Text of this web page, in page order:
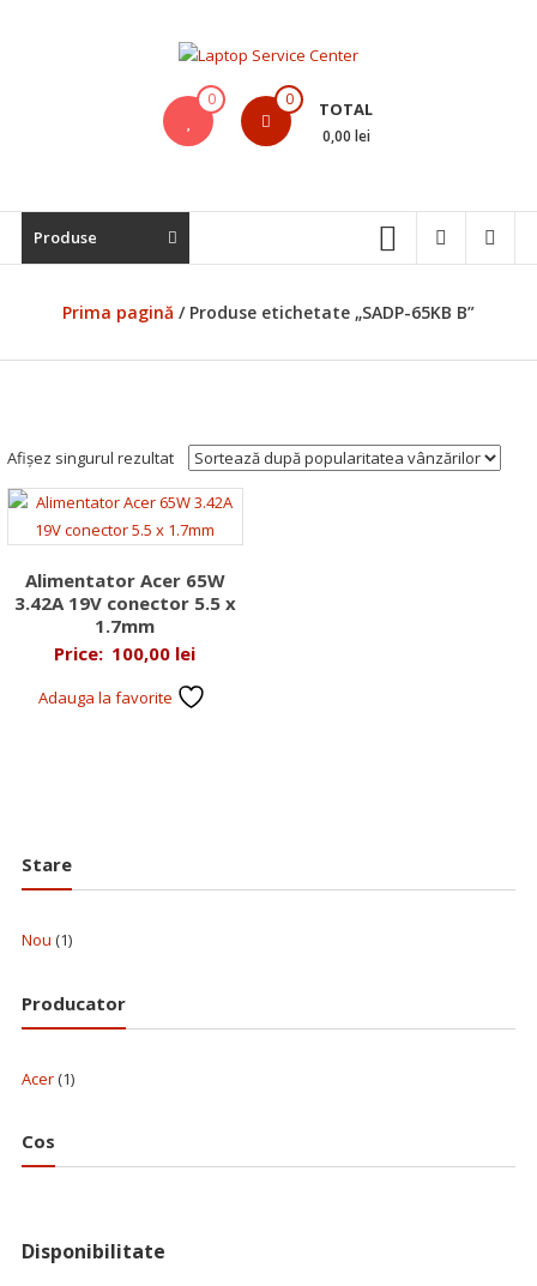
Bistrita,
Service
Laptop,
Reparatii
Notebook-
Macbook-
uri
0 0 TOTAL
0,00 lei
Produse
Prima pagină / Produse etichetate „SADP-65KB B”
Afișez singurul rezultat
Alimentator Acer 65W
3.42A 19V conector 5.5 x
1.7mm
Price: 100,00 lei
Adauga la favorite
Stare
Nou (1)
Producator
Acer(1)
Cos
Disponibilitate